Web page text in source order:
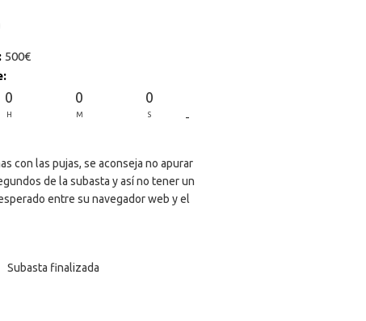
500€
0
H
0
M
0
S -
con las pujas, se aconseja no apurar
de la subasta y así no tener un
entre su navegador web y el
Subasta finalizada